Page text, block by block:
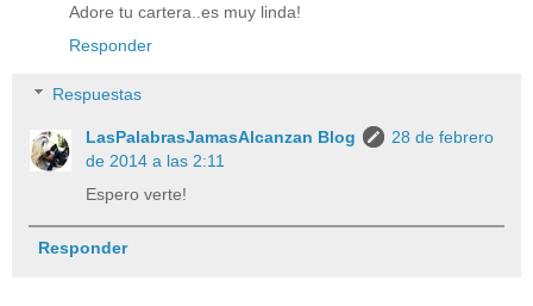
Adore tu cartera..es muy linda!
Responder
Respuestas
LasPalabrasJamasAlcanzan Blog
28 de febrero
de 2014 a las 2:11
Espero verte!
Responder